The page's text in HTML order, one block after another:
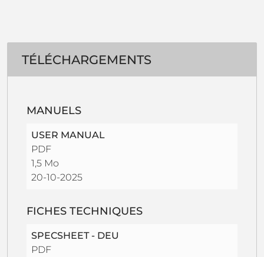
TÉLÉCHARGEMENTS
MANUELS
USER MANUAL
PDF
1,5 Mo
20-10-2025
FICHES TECHNIQUES
SPECSHEET - DEU
PDF